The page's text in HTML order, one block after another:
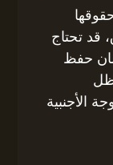
قد تحتاج
حفظ
ظل
الأجنبية